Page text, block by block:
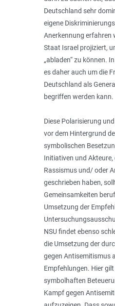
Deutschland sehr
eigene
Anerkennung erfahren
Staat Israel projiziert,
„abladen“ zu können.
es daher auch um die
Deutschland als
begriffen werden kann.
Diese Polarisierung
vor dem Hintergrund
symbolischen
Initiativen und
Rassismus und/ oder
geschrieben haben,
Gemeinsamkeiten
Umsetzung der
NSU findet ebenso
die Umsetzung der
gegen Antisemitismus
Empfehlungen. Hier
symbolhaften
Kampf gegen